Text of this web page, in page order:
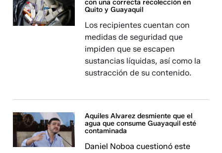
con una correcta recolección en
Quito y Guayaquil
Los recipientes cuentan con
medidas de seguridad que
impiden que se escapen
sustancias líquidas, así como la
sustracción de su contenido.
Aquiles Alvarez desmiente que el
agua que consume Guayaquil esté
contaminada
Daniel Noboa cuestionó este